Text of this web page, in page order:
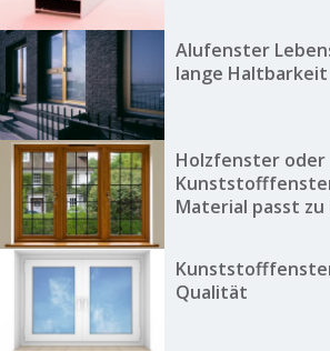
Alufenster
lange Haltbarkeit
Holzfenster oder
Material passt zu
Qualität